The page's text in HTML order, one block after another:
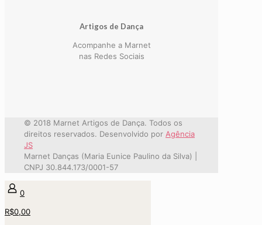
Artigos de Dança
Acompanhe a Marnet
nas Redes Sociais
© 2018 Marnet Artigos de Dança. Todos os
direitos reservados. Desenvolvido por Agência
JS
Marnet Danças (Maria Eunice Paulino da Silva) |
CNPJ 30.844.173/0001-57
0
R$0,00